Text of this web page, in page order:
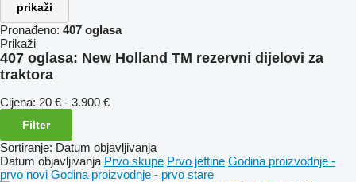
prikaži
Pronađeno: 407 oglasa
Prikaži
407 oglasa: New Holland TM rezervni dijelovi za
traktora
Cijena: 20 € - 3.900 €
Filter
Sortiranje: Datum objavljivanja
Datum objavljivanja Prvo skupe Prvo jeftine Godina proizvodnje -
prvo novi Godina proizvodnje - prvo stare